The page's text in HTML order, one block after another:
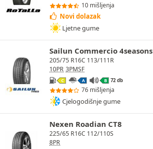
10 mišljenja
Novi dolazak
Ljetne gume
Sailun Commercio 4seasons
205/75 R16C 113/111R
10PR 3PMSF
C A B 72 db
76 mišljenja
Cjelogodišnje gume
Nexen Roadian CT8
225/65 R16C 112/110S
8PR